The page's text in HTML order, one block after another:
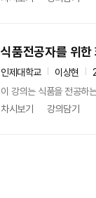
식품전공자를 위한
인제대학교 이상현
이 강의는 식품을 전공하
차시보기
강의담기